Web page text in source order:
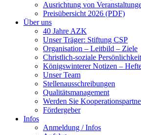
Ausrichtung von
Preisübersicht 2026 (PDF)
Über uns
40 Jahre AZK
Unser Träger: Stiftung CSP
Organisation – Leitbild – Ziele
Christlich-soziale
Königswinterer Notizen –
Unser Team
Stellenausschreibungen
Qualitätsmanagement
Werden Sie
Fördergeber
Infos
Anmeldung / Infos